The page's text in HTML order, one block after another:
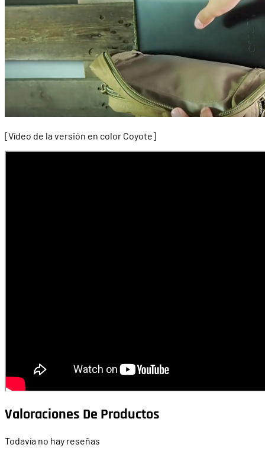
[Vídeo de la versión en color Coyote]
Valoraciones De Productos
Todavía no hay reseñas